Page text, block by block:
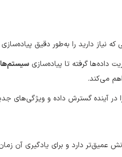
نیاز دارید را به‌طور دقیق
داده‌ها گرفته تا پیاده‌سازی
می‌کند.
در آینده گسترش داده و ویژگی‌های
عمیق‌تر دارد و برای یادگیری آن